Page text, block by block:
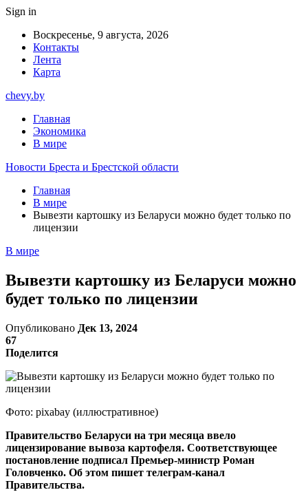
Sign in
Воскресенье, 9 августа, 2026
Контакты
Лента
Карта
chevy.by
Главная
Экономика
В мире
Новости Бреста и Брестской области
Главная
В мире
Вывезти картошку из Беларуси можно будет только по
лицензии
В мире
Вывезти картошку из Беларуси можно
будет только по лицензии
Опубликовано Дек 13, 2024
67
Поделится
Фото: pixabay (иллюстративное)
Правительство Беларуси на три месяца ввело
лицензирование вывоза картофеля. Соответствующее
постановление подписал Премьер-министр Роман
Головченко. Об этом пишет телеграм-канал
Правительства.